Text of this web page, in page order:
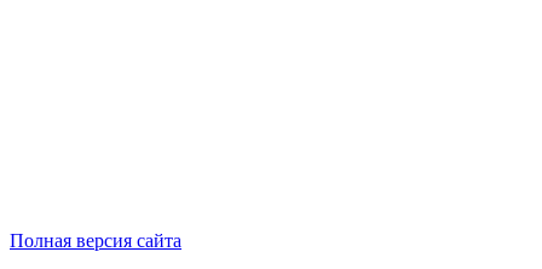
Полная версия сайта